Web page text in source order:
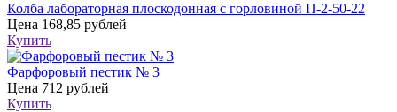
Колба лабораторная плоскодонная с горловиной П-2-50-22
Цена 168,85 рублей
Купить
Фарфоровый пестик № 3
Цена 712 рублей
Купить